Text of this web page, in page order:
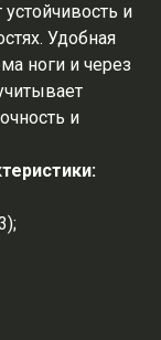
и
Удобная
ноги и через
и